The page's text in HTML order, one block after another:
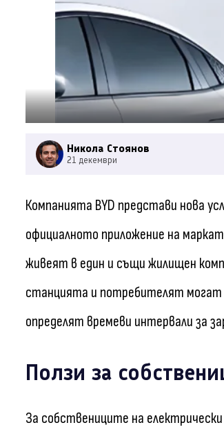
Никола Стоянов
21 декември
Компанията BYD представи нова
официалното приложение на
живеят в един и същи жилищен
станцията и потребителят могат
определят времеви интервали за
Ползи за
За собствениците на